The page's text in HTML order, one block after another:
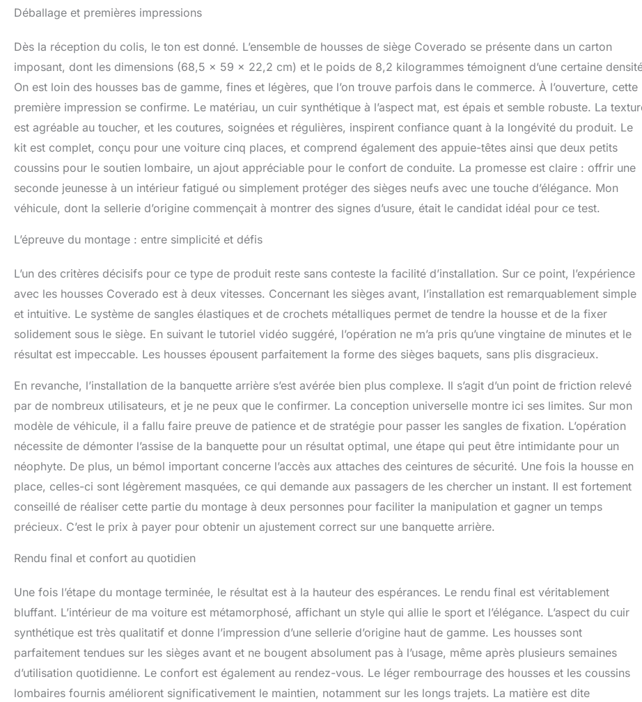
et 3 housses de siège arrière zippées. Avec des boucles à dégagement rapide,
une ceinture, des sangles auto-agrippantes, ils peuvent être installés facilement.
Déballage et premières impressions
Dès la réception du colis, le ton est donné. L’ensemble de housses de siège Coverado se présente dans un carton
imposant, dont les dimensions (68,5 x 59 x 22,2 cm) et le poids de 8,2 kilogrammes témoignent d’une certaine
On est loin des housses bas de gamme, fines et légères, que l’on trouve parfois dans le commerce. À l’ouverture, cette
première impression se confirme. Le matériau, un cuir synthétique à l’aspect mat, est épais et semble robuste. La
est agréable au toucher, et les coutures, soignées et régulières, inspirent confiance quant à la longévité du produit. Le
kit est complet, conçu pour une voiture cinq places, et comprend également des appuie-têtes ainsi que deux petits
coussins pour le soutien lombaire, un ajout appréciable pour le confort de conduite. La promesse est claire : offrir une
seconde jeunesse à un intérieur fatigué ou simplement protéger des sièges neufs avec une touche d’élégance. Mon
véhicule, dont la sellerie d’origine commençait à montrer des signes d’usure, était le candidat idéal pour ce test.
L’épreuve du montage : entre simplicité et défis
L’un des critères décisifs pour ce type de produit reste sans conteste la facilité d’installation. Sur ce point, l’expérience
avec les housses Coverado est à deux vitesses. Concernant les sièges avant, l’installation est remarquablement simple
et intuitive. Le système de sangles élastiques et de crochets métalliques permet de tendre la housse et de la fixer
solidement sous le siège. En suivant le tutoriel vidéo suggéré, l’opération ne m’a pris qu’une vingtaine de minutes et le
résultat est impeccable. Les housses épousent parfaitement la forme des sièges baquets, sans plis disgracieux.
En revanche, l’installation de la banquette arrière s’est avérée bien plus complexe. Il s’agit d’un point de friction relevé
par de nombreux utilisateurs, et je ne peux que le confirmer. La conception universelle montre ici ses limites. Sur mon
modèle de véhicule, il a fallu faire preuve de patience et de stratégie pour passer les sangles de fixation. L’opération
nécessite de démonter l’assise de la banquette pour un résultat optimal, une étape qui peut être intimidante pour un
néophyte. De plus, un bémol important concerne l’accès aux attaches des ceintures de sécurité. Une fois la housse en
place, celles-ci sont légèrement masquées, ce qui demande aux passagers de les chercher un instant. Il est fortement
conseillé de réaliser cette partie du montage à deux personnes pour faciliter la manipulation et gagner un temps
précieux. C’est le prix à payer pour obtenir un ajustement correct sur une banquette arrière.
Rendu final et confort au quotidien
Une fois l’étape du montage terminée, le résultat est à la hauteur des espérances. Le rendu final est véritablement
bluffant. L’intérieur de ma voiture est métamorphosé, affichant un style qui allie le sport et l’élégance. L’aspect du cuir
synthétique est très qualitatif et donne l’impression d’une sellerie d’origine haut de gamme. Les housses sont
parfaitement tendues sur les sièges avant et ne bougent absolument pas à l’usage, même après plusieurs semaines
d’utilisation quotidienne. Le confort est également au rendez-vous. Le léger rembourrage des housses et les coussins
lombaires fournis améliorent significativement le maintien, notamment sur les longs trajets. La matière est dite